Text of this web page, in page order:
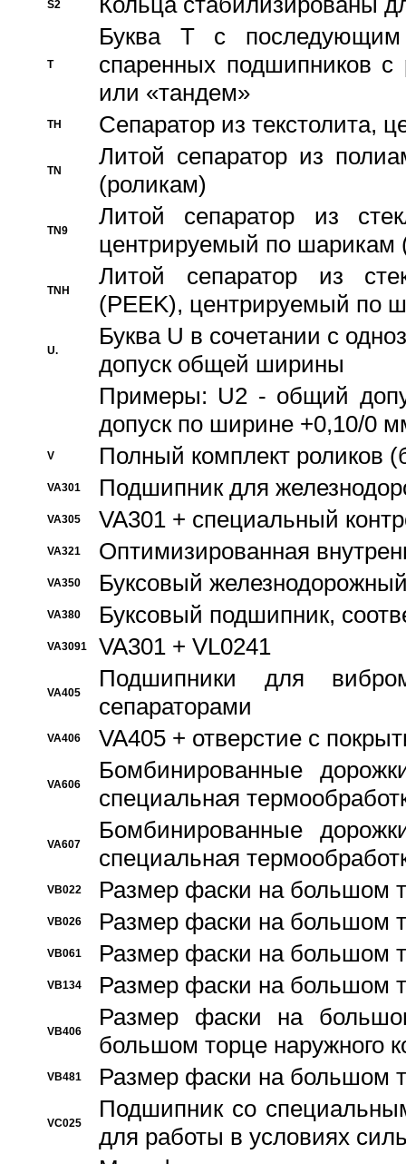
S2
T
Буква T с
спаренных подшипников
или «тандем»
TH Сепаратор из текстолита,
TN
Литой сепаратор из
(роликам)
TN9
Литой сепаратор из
центрируемый по шарикам
TNH
Литой сепаратор из
(PEEK), центрируемый по
U.
Буква U в сочетании с
допуск общей ширины
Примеры: U2 - общий
допуск по ширине +0,10/0
V Полный комплект роликов
VA301 Подшипник для
VA305 VA301 + специальный
VA321 Оптимизированная
VA350 Буксовый
VA380 Буксовый подшипник,
VA3091 VA301 + VL0241
VA405
Подшипники для
сепараторами
VA406 VA405 + отверстие с
VA606
Бомбинированные
специальная
VA607
Бомбинированные
специальная
VB022 Размер фаски на большом
VB026 Размер фаски на большом
VB061 Размер фаски на большом
VB134 Размер фаски на большом
VB406
Размер фаски на
большом торце наружного
VB481 Размер фаски на большом
VC025
Подшипник со
для работы в условиях